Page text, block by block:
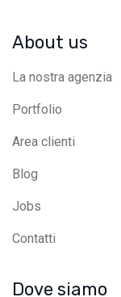
About us
La nostra agenzia
Portfolio
Area clienti
Blog
Jobs
Contatti
Dove siamo